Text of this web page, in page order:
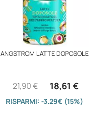
ANGSTROM LATTE DOPOSOLE
18,61 €
21,90 €
RISPARMI: -3.29€ (15%)